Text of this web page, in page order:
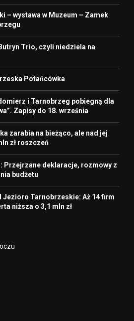
– wystawa w Muzeum – Zamek
Trio, czyli niedziela na
Potańcówka
i Tarnobrzeg pobiegną dla
Zapisy do 18. września
zarabia na bieżąco, ale nad jej
zł roszczeń
Przejrzane deklaracje, rozmowy z
budżetu
Jezioro Tarnobrzeskie: Aż 14 firm
niższa o 3,1 mln zł